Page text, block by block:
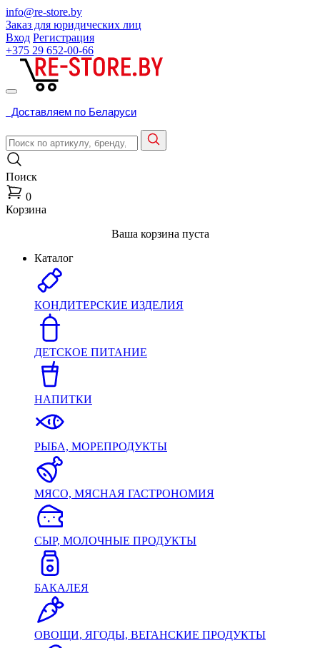
info@re-store.by
Заказ для юридических лиц
Вход Регистрация
+375 29 652-00-66
Доставляем по Беларуси
Поиск
0
Корзина
Ваша корзина пуста
Каталог
КОНДИТЕРСКИЕ ИЗДЕЛИЯ
ДЕТСКОЕ ПИТАНИЕ
НАПИТКИ
РЫБА, МОРЕПРОДУКТЫ
МЯСО, МЯСНАЯ ГАСТРОНОМИЯ
СЫР, МОЛОЧНЫЕ ПРОДУКТЫ
БАКАЛЕЯ
ОВОЩИ, ЯГОДЫ, ВЕГАНСКИЕ ПРОДУКТЫ